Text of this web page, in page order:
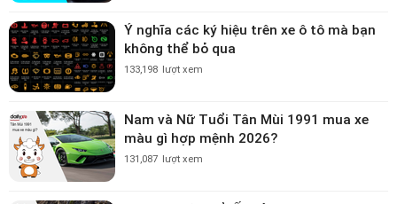
Ý nghĩa các ký hiệu trên xe ô tô mà bạn
không thể bỏ qua
133,198 lượt xem
Nam và Nữ Tuổi Tân Mùi 1991 mua xe
màu gì hợp mệnh 2026?
131,087 lượt xem